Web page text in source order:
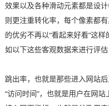
效果以及各种滑动元素都是设
则更注重转化率，每个像素都
的优劣不再以“看起来好看”这
如以下这些客观数据来进行评估
跳出率，也就是那些进入网站
“访问时间”，也就是用户在网站